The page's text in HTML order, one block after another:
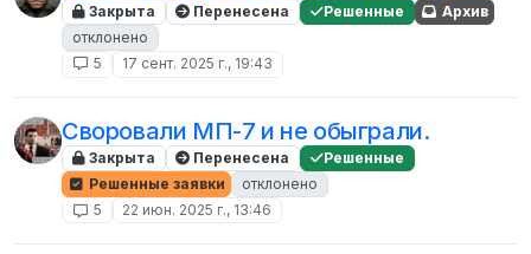
Закрыта Перенесена Решенные
Архив
отклонено
5
17 сент. 2025 г., 19:43
Своровали МП-7 и не обыграли.
Закрыта Перенесена
Решенные
Решенные заявки
отклонено
5
22 июн. 2025 г., 13:46